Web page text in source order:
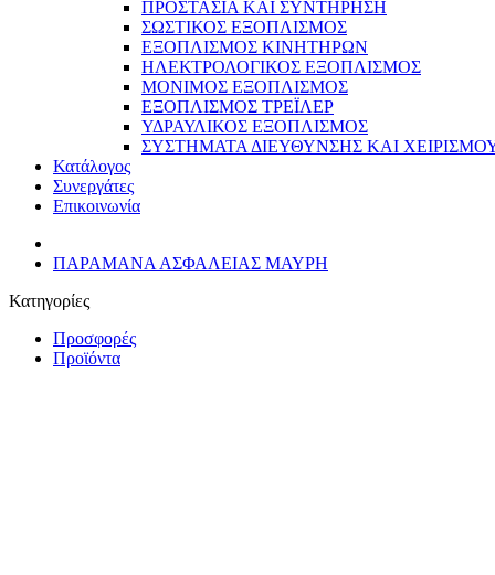
ΠΡΟΣΤΑΣΙΑ ΚΑΙ ΣΥΝΤΗΡΗΣΗ
ΣΩΣΤΙΚΟΣ ΕΞΟΠΛΙΣΜΟΣ
ΕΞΟΠΛΙΣΜΟΣ ΚΙΝΗΤΗΡΩΝ
ΗΛΕΚΤΡΟΛΟΓΙΚΟΣ ΕΞΟΠΛΙΣΜΟΣ
ΜΟΝΙΜΟΣ ΕΞΟΠΛΙΣΜΟΣ
ΕΞΟΠΛΙΣΜΟΣ ΤΡΕΪΛΕΡ
ΥΔΡΑΥΛΙΚΟΣ ΕΞΟΠΛΙΣΜΟΣ
ΣΥΣΤΗΜΑΤΑ ΔΙΕΥΘΥΝΣΗΣ ΚΑΙ
Κατάλογος
Συνεργάτες
Επικοινωνία
ΠΑΡΑΜΑΝΑ ΑΣΦΑΛΕΙΑΣ ΜΑΥΡΗ
Κατηγορίες
Προσφορές
Προϊόντα